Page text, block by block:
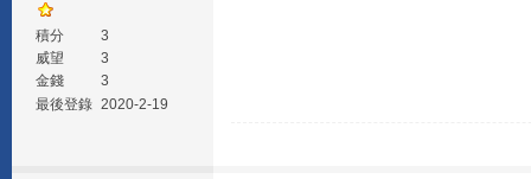
積分
3
威望
3
金錢
3
最後登錄 2020-2-19